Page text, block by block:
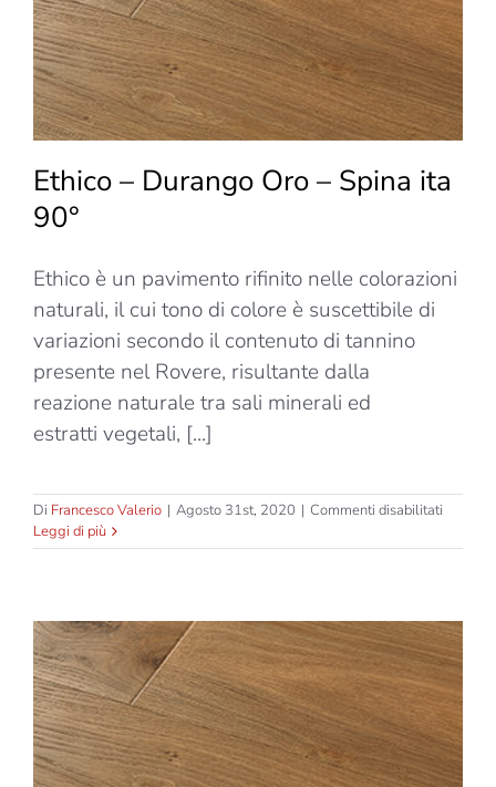
10mm
Ethico – Durango Oro – Spina ita
90°
Ethico è un pavimento rifinito nelle colorazioni
naturali, il cui tono di colore è suscettibile di
variazioni secondo il contenuto di tannino
presente nel Rovere, risultante dalla
reazione naturale tra sali minerali ed
estratti vegetali, [...]
Di Francesco Valerio | Agosto 31st, 2020 | Commenti disabilitati
–
Spina
ita
90°
Leggi di più